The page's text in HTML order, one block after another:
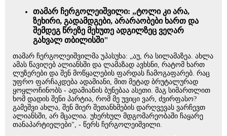
თამარ ჩერგოლეიშვილი: „ტოლი კი არა,
ზეხირი, გადამდგები, არარაობები ხართ და
შემდეგ წრეზე მეხუთე ადგილზეც ვეღარ
გახვალ თბილისში"
თამარ ჩერგოლეიშვილმა უპასუხა: „აუ, რა სილამაზეა. ახლა
ამას წავიღებ ალიანსში და ლამაზად ავხსნი, რატომ ხართ
ლუზერები და შენ მოწყალების ფარდას ჩამოგაფარებ. რაც
უფრო ფარჩაკდება ადამიანი, მით მეტად ბრუტალურად
ყოყლოჩინობს - ადამიანის ბუნებაა ასეთი. მაგ სიმართლით
ხომ დადის შენი პარტია, რომ მე უვიცი ვარ, ძვირფასო?
გამეშვი ახლა, შენ მიერ შეთანხმების დარღვევას ვარჩევთ
ალიანსში, არ მცალია. უხერხულ მდგომარეობაში ჩაყარე
თანაპარტიელები", - წერს ჩერგოლეიშვილი.